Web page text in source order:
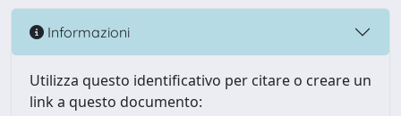
Informazioni
Utilizza questo identificativo per citare o creare un
link a questo documento: